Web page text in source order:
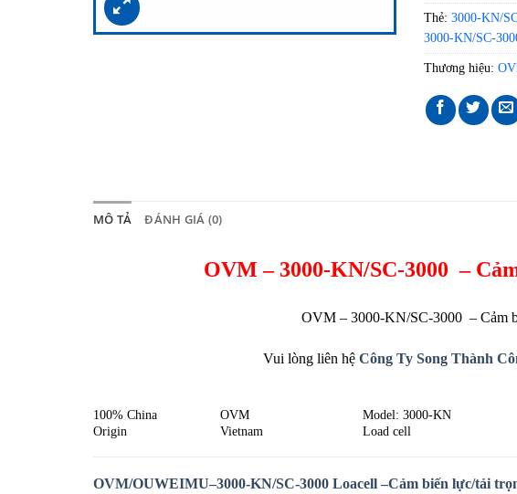
Thẻ:3000-KN/
3000-KN/SC-
Thương hiệu:
MÔ TẢ ĐÁNH GIÁ (0)
OVM – 3000-KN/SC-3000 –
OVM – 3000-KN/SC-3000 – Cảm
Vui lòng liên hệ Công Ty Song Thành
100% China
Origin
OVM
Vietnam
Model: 3000-KN
Load cell
OVM/OUWEIMU–3000-KN/SC-3000 Loacell –Cảm biến lực/tải